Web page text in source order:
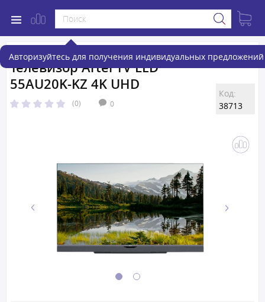
Авторизуйтесь для получения индивидуальных предложений
Телевизор Artel TV LED
55AU20K-KZ 4K UHD
(0) 0
Код:
38713